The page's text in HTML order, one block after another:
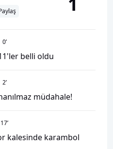
0’
belli oldu
2’
müdahale!
17’
kalesinde karambol